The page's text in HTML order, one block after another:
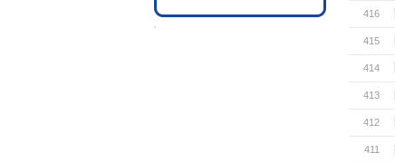
416
415
414
413
412
411